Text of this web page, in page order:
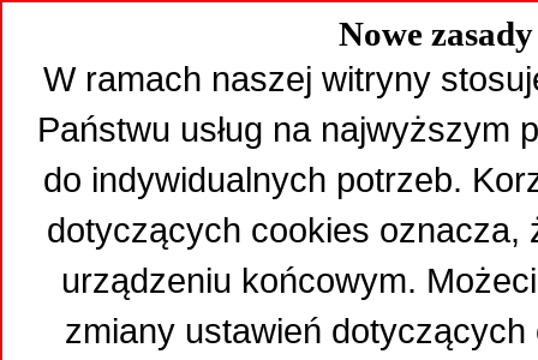
Nowe
W ramach naszej witryny
Państwu usług na najwyższym
do indywidualnych potrzeb.
dotyczących cookies oznacza,
urządzeniu końcowym.
zmiany ustawień